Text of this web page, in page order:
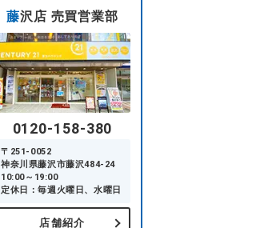
藤沢店 売買営業部
0120-158-380
〒251-0052
神奈川県藤沢市藤沢484-24
10:00～19:00
定休日：毎週火曜日、水曜日
店舗紹介